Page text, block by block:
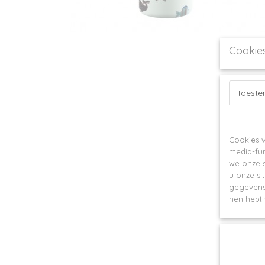
Cookies
media-
we onze
u onze
hen hebt